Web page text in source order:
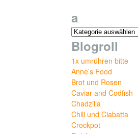
a
Blogroll
1x umrühren bitte
Anne’s Food
Brot und Rosen
Caviar and Codfish
Chadzilla
Chili und Ciabatta
Crockpot